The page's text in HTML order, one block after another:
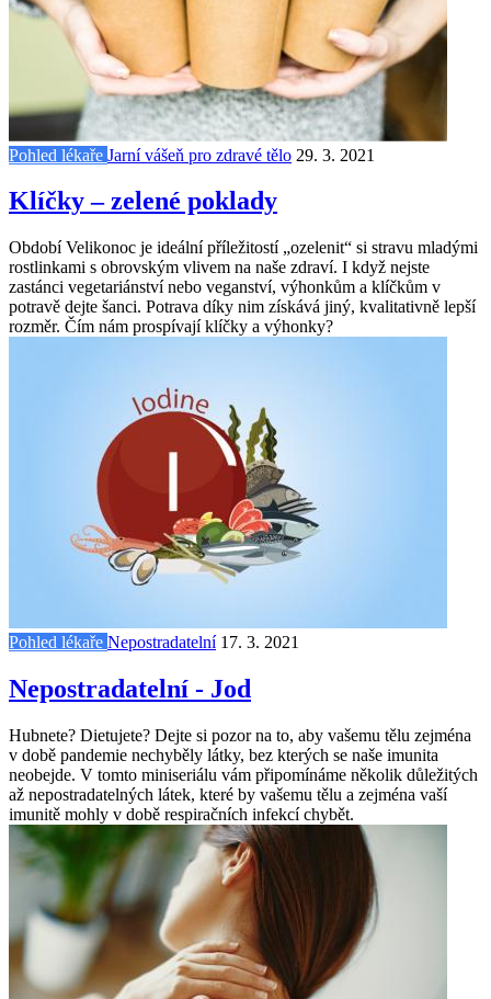
Pohled lékaře Jarní vášeň pro zdravé tělo 29. 3. 2021
Klíčky – zelené poklady
Období Velikonoc je ideální příležitostí „ozelenit“ si stravu mladými
rostlinkami s obrovským vlivem na naše zdraví. I když nejste
zastánci vegetariánství nebo veganství, výhonkům a klíčkům v
potravě dejte šanci. Potrava díky nim získává jiný, kvalitativně lepší
rozměr. Čím nám prospívají klíčky a výhonky?
Pohled lékaře Nepostradatelní 17. 3. 2021
Nepostradatelní - Jod
Hubnete? Dietujete? Dejte si pozor na to, aby vašemu tělu zejména
v době pandemie nechyběly látky, bez kterých se naše imunita
neobejde. V tomto miniseriálu vám připomínáme několik důležitých
až nepostradatelných látek, které by vašemu tělu a zejména vaší
imunitě mohly v době respiračních infekcí chybět.